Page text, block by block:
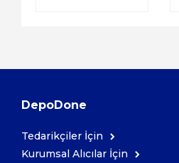
DepoDone
Tedarikçiler İçin
Kurumsal Alıcılar İçin